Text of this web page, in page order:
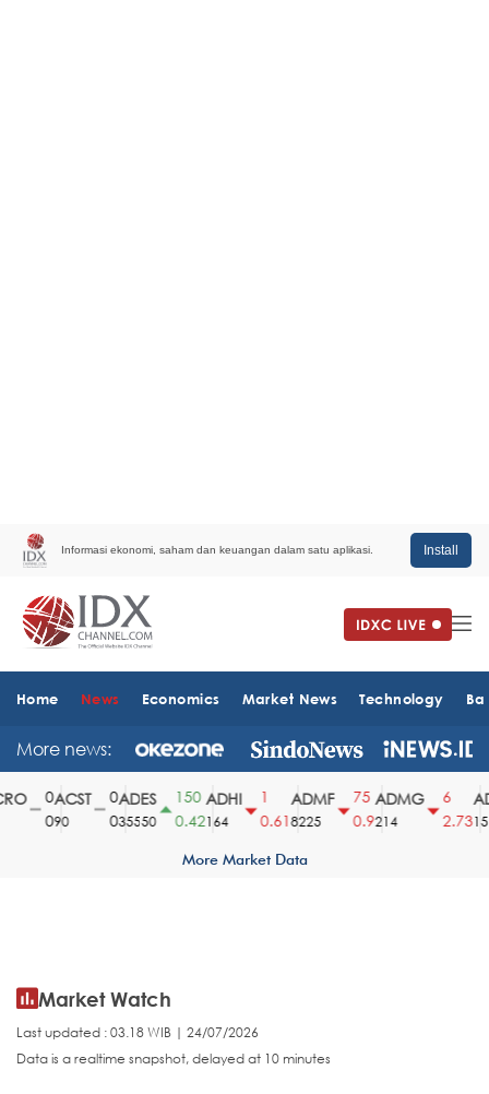
Informasi ekonomi, saham dan keuangan dalam satu aplikasi. Install
Home News Economics Market News Technology
More news:
ACST
90
ADES
35550
150
0.42
ADHI
164
0.61
ADMF
8225
75
0.9
ADMG
214
2.731510
More Market Data
Market Watch
Last updated : 03.18 WIB | 24/07/2026
Data is a realtime snapshot, delayed at 10 minutes